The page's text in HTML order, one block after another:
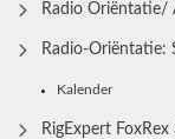
Radio Oriëntatie/
Radio‑Oriëntatie:
Kalender
RigExpert